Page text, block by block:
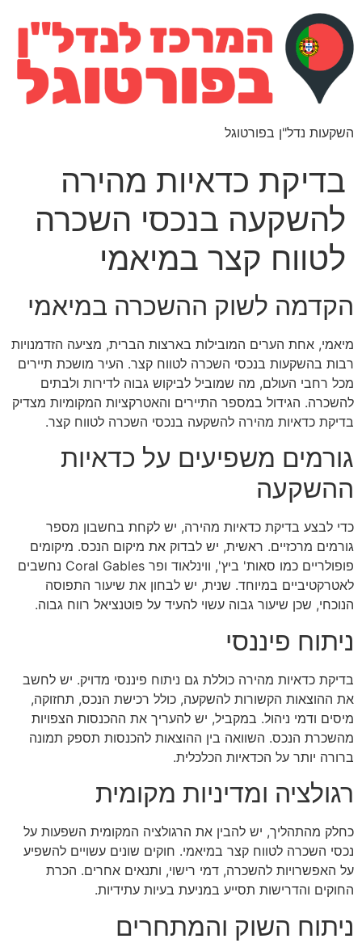
השקעות נדל"ן בפורטוגל
בדיקת כדאיות מהירה
להשקעה בנכסי השכרה
לטווח קצר במיאמי
הקדמה לשוק ההשכרה במיאמי
מיאמי, אחת הערים המובילות בארצות הברית, מציעה הזדמנויות
רבות בהשקעות בנכסי השכרה לטווח קצר. העיר מושכת תיירים
מכל רחבי העולם, מה שמוביל לביקוש גבוה לדירות ולבתים
להשכרה. הגידול במספר התיירים והאטרקציות המקומיות מצדיק
בדיקת כדאיות מהירה להשקעה בנכסי השכרה לטווח קצר.
גורמים משפיעים על כדאיות
ההשקעה
כדי לבצע בדיקת כדאיות מהירה, יש לקחת בחשבון מספר
גורמים מרכזיים. ראשית, יש לבדוק את מיקום הנכס. מיקומים
פופולריים כמו סאות' ביץ', ווינלאוד ופר Coral Gables נחשבים
לאטרקטיביים במיוחד. שנית, יש לבחון את שיעור התפוסה
הנוכחי, שכן שיעור גבוה עשוי להעיד על פוטנציאל רווח גבוה.
ניתוח פיננסי
בדיקת כדאיות מהירה כוללת גם ניתוח פיננסי מדויק. יש לחשב
את ההוצאות הקשורות להשקעה, כולל רכישת הנכס, תחזוקה,
מיסים ודמי ניהול. במקביל, יש להעריך את ההכנסות הצפויות
מהשכרת הנכס. השוואה בין ההוצאות להכנסות תספק תמונה
ברורה יותר על הכדאיות הכלכלית.
רגולציה ומדיניות מקומית
כחלק מהתהליך, יש להבין את הרגולציה המקומית השפעות על
נכסי השכרה לטווח קצר במיאמי. חוקים שונים עשויים להשפיע
על האפשרויות להשכרה, דמי רישוי, ותנאים אחרים. הכרת
החוקים והדרישות תסייע במניעת בעיות עתידיות.
ניתוח השוק והמתחרים